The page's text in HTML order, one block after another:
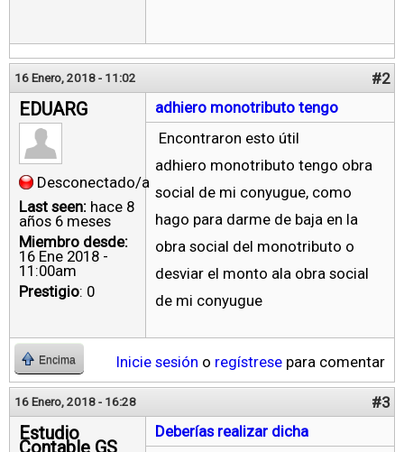
16 Enero, 2018 - 11:02 #2
EDUARG
Desconectado/a
Last seen: hace 8
años 6 meses
Miembro desde:
16 Ene 2018 -
11:00am
Prestigio: 0
adhiero monotributo tengo
Encontraron esto útil
adhiero monotributo tengo obra
social de mi conyugue, como
hago para darme de baja en la
obra social del monotributo o
desviar el monto ala obra social
de mi conyugue
Encima Inicie sesión o regístrese para comentar
16 Enero, 2018 - 16:28 #3
Estudio
Contable GS
Deberías realizar dicha